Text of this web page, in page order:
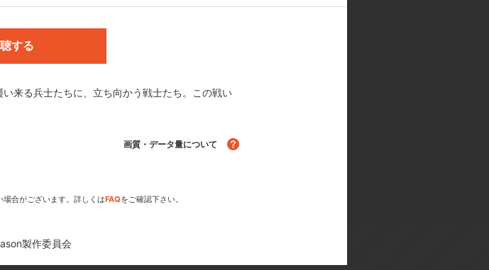
人／ファルコ・グライス:花江夏樹／ガビ・ブラウン:佐倉綾音／ピーク
太一／色彩設計:大西慈／美術監督:根本邦明／画面設計:淡輪雄介／3D
:三間雅文／音楽:KOHTA YAMAMOTO、澤野弘之／音響効果:山谷尚
する
来る兵士たちに、立ち向かう戦士たち。この戦い
画質・データ量について
合がございます。詳しくはFAQをご確認下さい。
製作委員会